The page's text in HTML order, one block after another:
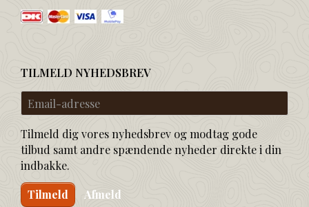
TILMELD NYHEDSBREV
Email-
adresse
Tilmeld dig vores nyhedsbrev og modtag gode
tilbud samt andre spændende nyheder direkte i din
indbakke.
Tilmeld Afmeld